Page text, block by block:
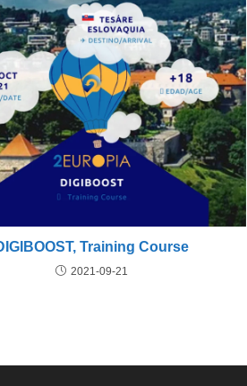
Training Course
2021-09-21